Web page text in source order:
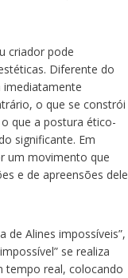
criador pode
Diferente do
o que se constrói
que a postura ético-
significante. Em
um movimento que
e de apreensões dele
de Alines impossíveis”,
se realiza
tempo real, colocando